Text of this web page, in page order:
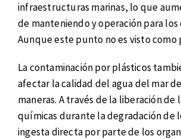
infraestructuras marinas, lo que
de manteniendo y operación para los
Aunque este punto no es visto como
La contaminación por plásticos
afectar la calidad del agua del mar
maneras. A través de la liberación de
químicas durante la degradación de
ingesta directa por parte de los